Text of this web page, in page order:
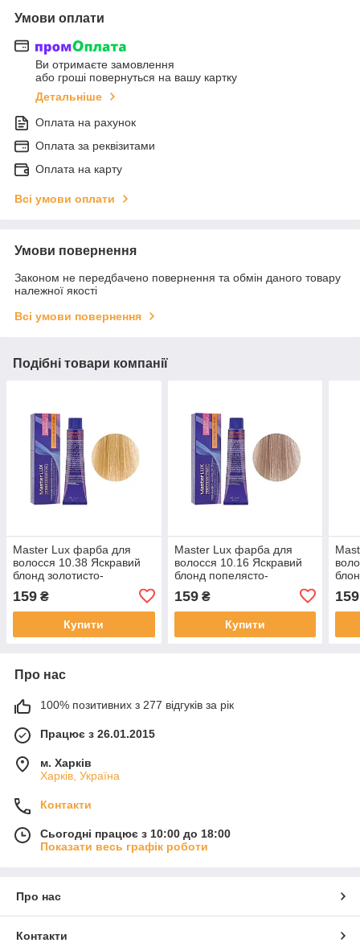
Умови оплати
Ви отримаєте замовлення
або гроші повернуться на вашу картку
Детальніше
Оплата на рахунок
Оплата за реквізитами
Оплата на карту
Всі умови оплати
Умови повернення
Законом не передбачено повернення та обмін даного товару
належної якості
Всі умови повернення
Подібні товари компанії
Master Lux фарба для
волосся 10.38 Яскравий
блонд золотисто-
159 ₴
Купити
Master Lux фарба для
волосся 10.16 Яскравий
блонд попелясто-
159₴
Купити
159
Про нас
100% позитивних з 277 відгуків за рік
Працює з 26.01.2015
м. Харків
Харків, Україна
Контакти
Сьогодні працює з 10:00 до 18:00
Показати весь графік роботи
Про нас
Контакти